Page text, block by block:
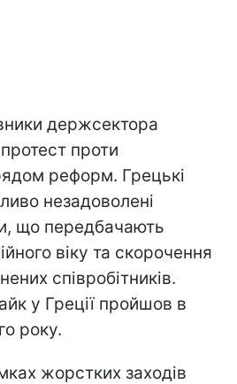
держсектора
проти
реформ. Грецькі
незадоволені
що передбачають
віку та скорочення
співробітників.
у Греції пройшов в
року.
жорстких заходів